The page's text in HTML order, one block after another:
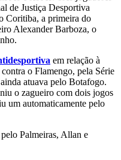
de Justiça Desportiva
Coritiba, a primeira do
Alexander Barboza, o
em relação à
o Flamengo, pela Série
atuava pelo Botafogo.
o zagueiro com dois jogos
um automaticamente pelo
Palmeiras, Allan e